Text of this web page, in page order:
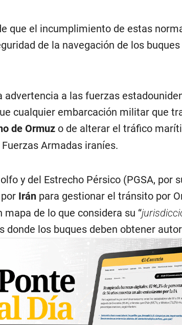
que el incumplimiento de estas
de la navegación de los
advertencia a las fuerzas
cualquier embarcación militar que
de Ormuzo de alterar el tráfico
Armadas iraníes.
y del Estrecho Pérsico (PGSA, por
Iránpara gestionar el tránsito por
mapa de lo que considera su “
donde los buques deben obtener